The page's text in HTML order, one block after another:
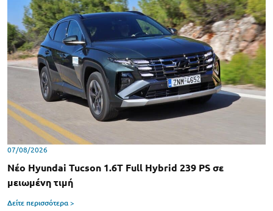
07/08/2026
Νέο Hyundai Tucson 1.6T Full Hybrid 239 PS σε
μειωμένη τιμή
Δείτε περισσότερα >